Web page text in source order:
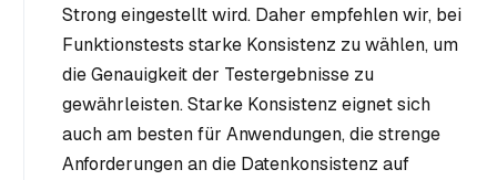
Strong eingestellt wird. Daher empfehlen wir, bei
Funktionstests starke Konsistenz zu wählen, um
die Genauigkeit der Testergebnisse zu
gewährleisten. Starke Konsistenz eignet sich
auch am besten für Anwendungen, die strenge
Anforderungen an die Datenkonsistenz auf